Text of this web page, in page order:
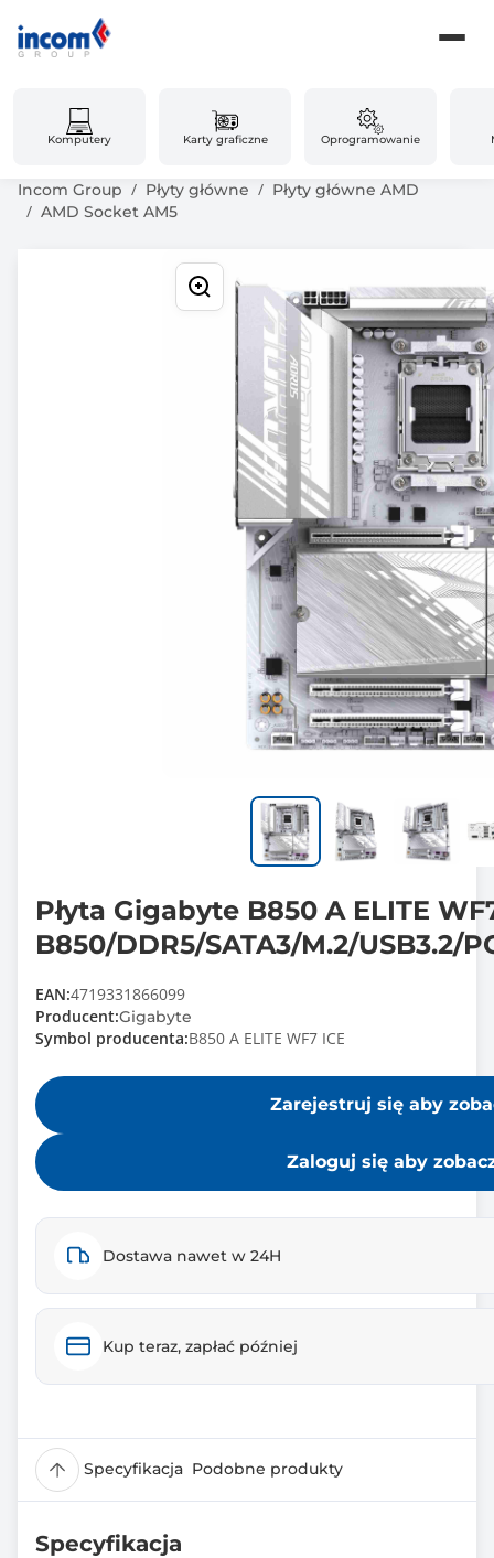
Komputery Karty graficzne Oprogramowanie
Incom Group Płyty główne
Płyty główne AMD
AMD Socket AM5
Płyta Gigabyte B850 A ELITE
B850/DDR5/SATA3/M.2/USB3.2/
EAN:4719331866099
Producent:Gigabyte
Symbol producenta:B850 A ELITE WF7 ICE
Zarejestruj się aby
Zaloguj się aby
Dostawa nawet w 24H
Kup teraz, zapłać później
Specyfikacja Podobne produkty
Specyfikacja